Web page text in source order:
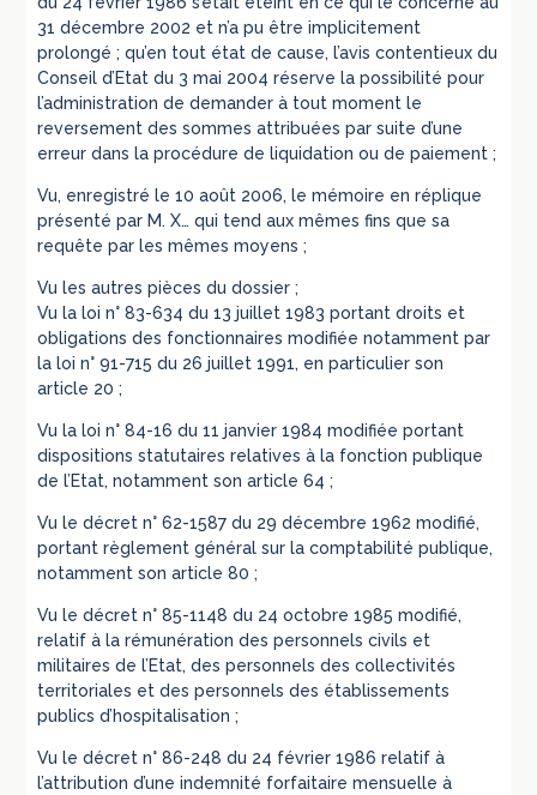
31 décembre 2002 et n’a pu être implicitement
prolongé ; qu’en tout état de cause, l’avis contentieux du
Conseil d’Etat du 3 mai 2004 réserve la possibilité pour
l’administration de demander à tout moment le
reversement des sommes attribuées par suite d’une
erreur dans la procédure de liquidation ou de paiement ;
Vu, enregistré le 10 août 2006, le mémoire en réplique
présenté par M. X… qui tend aux mêmes fins que sa
requête par les mêmes moyens ;
Vu les autres pièces du dossier ;
Vu la loi n° 83-634 du 13 juillet 1983 portant droits et
obligations des fonctionnaires modifiée notamment par
la loi n° 91-715 du 26 juillet 1991, en particulier son
article 20 ;
Vu la loi n° 84-16 du 11 janvier 1984 modifiée portant
dispositions statutaires relatives à la fonction publique
de l’Etat, notamment son article 64 ;
Vu le décret n° 62-1587 du 29 décembre 1962 modifié,
portant règlement général sur la comptabilité publique,
notamment son article 80 ;
Vu le décret n° 85-1148 du 24 octobre 1985 modifié,
relatif à la rémunération des personnels civils et
militaires de l’Etat, des personnels des collectivités
territoriales et des personnels des établissements
publics d’hospitalisation ;
Vu le décret n° 86-248 du 24 février 1986 relatif à
l’attribution d’une indemnité forfaitaire mensuelle à